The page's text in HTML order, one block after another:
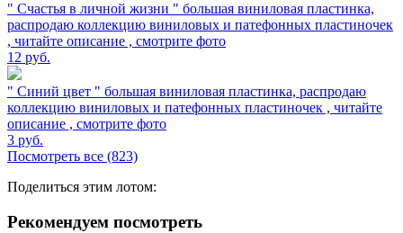
" Счастья в личной жизни " большая виниловая пластинка,
распродаю коллекцию виниловых и патефонных пластиночек
, читайте описание , смотрите фото
12 руб.
" Синий цвет " большая виниловая пластинка, распродаю
коллекцию виниловых и патефонных пластиночек , читайте
описание , смотрите фото
3 руб.
Посмотреть все (823)
Поделиться этим лотом:
Рекомендуем посмотреть